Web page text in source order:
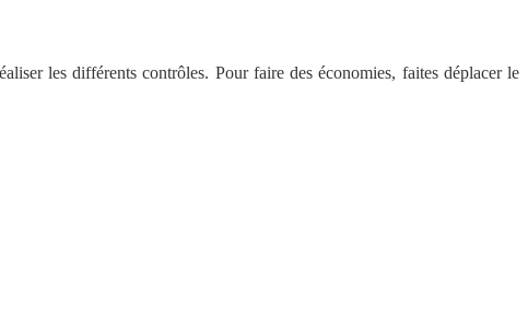
les différents contrôles. Pour faire des économies, faites déplacer le